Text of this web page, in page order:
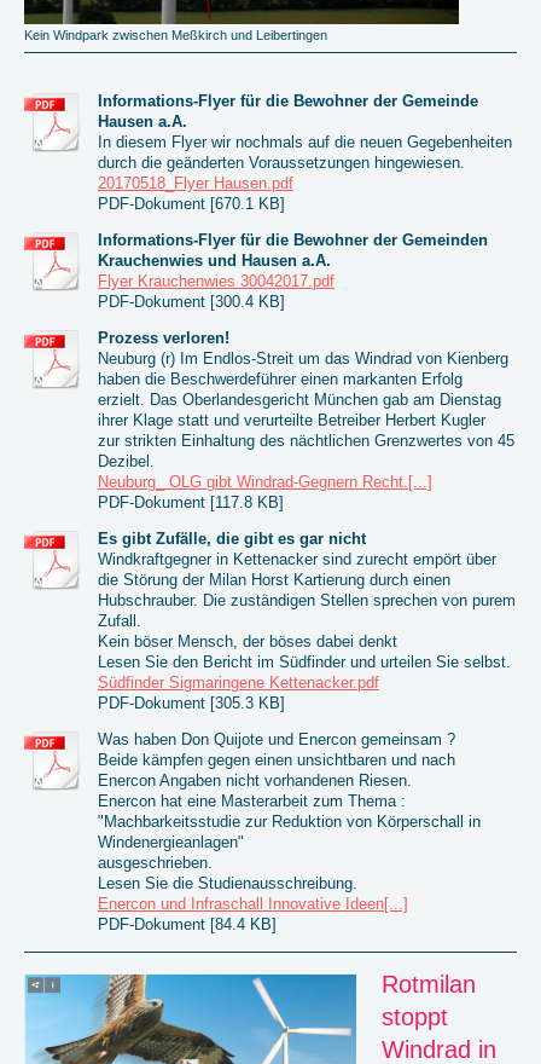
Kein Windpark zwischen Meßkirch und Leibertingen
Informations-Flyer für die Bewohner der Gemeinde
Hausen a.A.
In diesem Flyer wir nochmals auf die neuen Gegebenheiten
durch die geänderten Voraussetzungen hingewiesen.
20170518_Flyer Hausen.pdf
PDF-Dokument [670.1 KB]
Informations-Flyer für die Bewohner der Gemeinden
Krauchenwies und Hausen a.A.
Flyer Krauchenwies 30042017.pdf
PDF-Dokument [300.4 KB]
Prozess verloren!
Neuburg (r) Im Endlos-Streit um das Windrad von Kienberg
haben die Beschwerdeführer einen markanten Erfolg
erzielt. Das Oberlandesgericht München gab am Dienstag
ihrer Klage statt und verurteilte Betreiber Herbert Kugler
zur strikten Einhaltung des nächtlichen Grenzwertes von 45
Dezibel.
Neuburg_ OLG gibt Windrad-Gegnern Recht.[...]
PDF-Dokument [117.8 KB]
Es gibt Zufälle, die gibt es gar nicht
Windkraftgegner in Kettenacker sind zurecht empört über
die Störung der Milan Horst Kartierung durch einen
Hubschrauber. Die zuständigen Stellen sprechen von purem
Zufall.
Kein böser Mensch, der böses dabei denkt
Lesen Sie den Bericht im Südfinder und urteilen Sie selbst.
Südfinder Sigmaringene Kettenacker.pdf
PDF-Dokument [305.3 KB]
Was haben Don Quijote und Enercon gemeinsam ?
Beide kämpfen gegen einen unsichtbaren und nach
Enercon Angaben nicht vorhandenen Riesen.
Enercon hat eine Masterarbeit zum Thema :
"Machbarkeitsstudie zur Reduktion von Körperschall in
Windenergieanlagen"
ausgeschrieben.
Lesen Sie die Studienausschreibung.
Enercon und Infraschall Innovative Ideen[...]
PDF-Dokument [84.4 KB]
Rotmilan
stoppt
Windrad in